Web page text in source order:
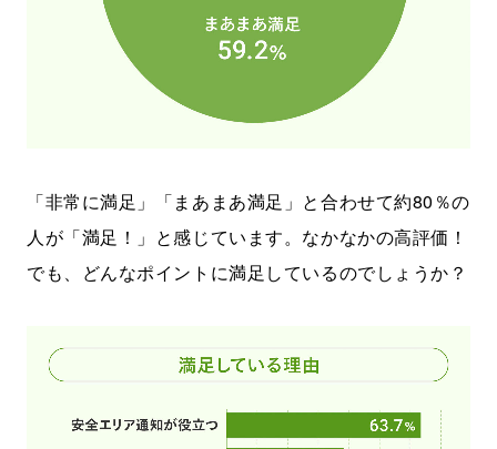
「非常に満足」「まあまあ満足」と合わせて約80％の
人が「満足！」と感じています。なかなかの高評価！
でも、どんなポイントに満足しているのでしょうか？